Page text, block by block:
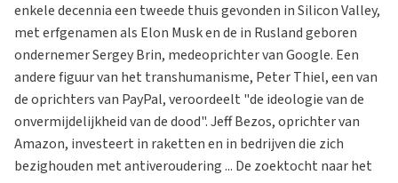
enkele decennia een tweede thuis gevonden in Silicon Valley,
met erfgenamen als Elon Musk en de in Rusland geboren
ondernemer Sergey Brin, medeoprichter van Google. Een
andere figuur van het transhumanisme, Peter Thiel, een van
de oprichters van PayPal, veroordeelt "de ideologie van de
onvermijdelijkheid van de dood". Jeff Bezos, oprichter van
Amazon, investeert in raketten en in bedrijven die zich
bezighouden met antiveroudering ... De zoektocht naar het